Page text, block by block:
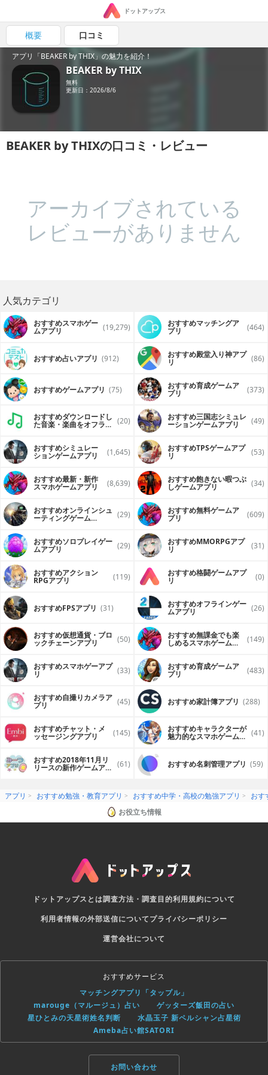
ドットアップス
概要 口コミ
アプリ「BEAKER by THIX」の魅力を紹介！
BEAKER by THIX
無料
更新日：2026/8/6
BEAKER by THIXの口コミ・レビュー
アーカイブされている
レビューがありません
人気カテゴリ
おすすめスマホゲー
ムアプリ (19,279) おすすめマッチングア
プリ (464)
おすすめ占いアプリ (912) おすすめ殿堂入り神アプ
リ (86)
おすすめゲームアプリ (75) おすすめ育成ゲームア
プリ (373)
おすすめダウンロードし
た音楽・楽曲をオフライ (20) おすすめ三国志シミュレ
ーションゲームアプリ (49)
おすすめシミュレー
ションゲームアプリ (1,645) おすすめTPSゲームアプ
リ (53)
おすすめ最新・新作
スマホゲームアプリ (8,639) おすすめ飽きない暇つぶ
しゲームアプリ (34)
おすすめオンラインシュ
ーティングゲーム (29) おすすめ無料ゲームア
プリ (609)
おすすめソロプレイゲー
ムアプリ (29) おすすめ MMORPGアプ
リ (31)
おすすめアクション
RPGアプリ (119) おすすめ格闘ゲームアプ
リ (0)
おすすめFPSアプリ (31) おすすめオフラインゲー
ムアプリ (26)
おすすめ仮想通貨・ブロ
ックチェーンアプリ (50) おすすめ無課金でも楽
しめるスマホゲームア (149)
おすすめスマホゲーアプ
リ (33) おすすめ育成ゲームア
プリ (483)
おすすめ自撮りカメラア
プリ (45) おすすめ家計簿アプリ (288)
おすすめチャット・メ
ッセージングアプリ (145) おすすめキャラクターが
魅力的なスマホゲームア (41)
おすすめ2018年11月リ
リースの新作ゲームアプ (61) おすすめ名刺管理アプリ (59)
アプリ おすすめ勉強・教育アプリ おすすめ中学・高校の勉強アプリ
おす
お役立ち情報
ドットアップスとは調査方法・調査目的利用規約について
利用者情報の外部送信についてプライバシーポリシー
運営会社について
おすすめサービス
マッチングアプリ「タップル」
marouge（マルージュ）占い
ゲッターズ飯田の占い
星ひとみの天星術姓名判断
水晶玉子 新ペルシャン占星術
Ameba占い館SATORI
お問い合わせ